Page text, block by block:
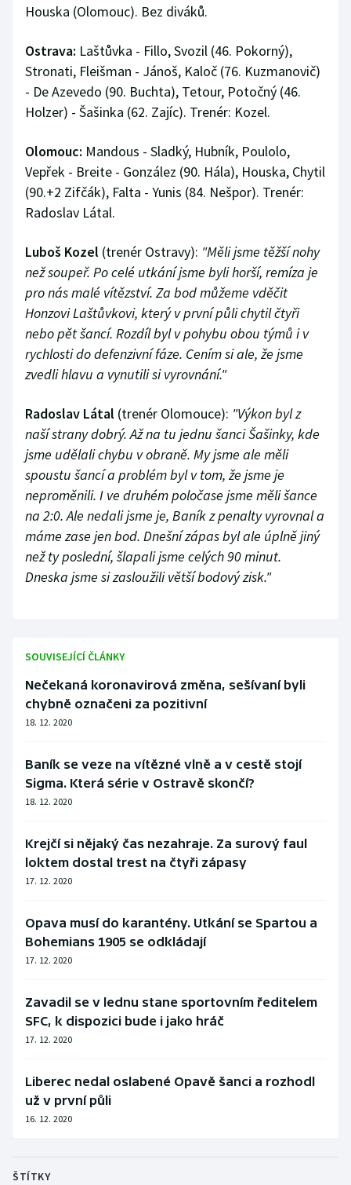
Houska (Olomouc). Bez diváků.
Ostrava: Laštůvka - Fillo, Svozil (46. Pokorný),
Stronati, Fleišman - Jánoš, Kaloč (76. Kuzmanovič)
- De Azevedo (90. Buchta), Tetour, Potočný (46.
Holzer) - Šašinka (62. Zajíc). Trenér: Kozel.
Olomouc: Mandous - Sladký, Hubník, Poulolo,
Vepřek - Breite - González (90. Hála), Houska, Chytil
(90.+2 Zifčák), Falta - Yunis (84. Nešpor). Trenér:
Radoslav Látal.
Luboš Kozel (trenér Ostravy): "Měli jsme těžší nohy
než soupeř. Po celé utkání jsme byli horší, remíza je
pro nás malé vítězství. Za bod můžeme vděčit
Honzovi Laštůvkovi, který v první půli chytil čtyři
nebo pět šancí. Rozdíl byl v pohybu obou týmů i v
rychlosti do defenzivní fáze. Cením si ale, že jsme
zvedli hlavu a vynutili si vyrovnání."
Radoslav Látal (trenér Olomouce): "Výkon byl z
naší strany dobrý. Až na tu jednu šanci Šašinky, kde
jsme udělali chybu v obraně. My jsme ale měli
spoustu šancí a problém byl v tom, že jsme je
neproměnili. I ve druhém poločase jsme měli šance
na 2:0. Ale nedali jsme je, Baník z penalty vyrovnal a
máme zase jen bod. Dnešní zápas byl ale úplně jiný
než ty poslední, šlapali jsme celých 90 minut.
Dneska jsme si zasloužili větší bodový zisk."
SOUVISEJÍCÍ ČLÁNKY
Nečekaná koronavirová změna, sešívaní byli
chybně označeni za pozitivní
18. 12. 2020
Baník se veze na vítězné vlně a v cestě stojí
Sigma. Která série v Ostravě skončí?
18. 12. 2020
Krejčí si nějaký čas nezahraje. Za surový faul
loktem dostal trest na čtyři zápasy
17. 12. 2020
Opava musí do karantény. Utkání se Spartou a
Bohemians 1905 se odkládají
17. 12. 2020
Zavadil se v lednu stane sportovním ředitelem
SFC, k dispozici bude i jako hráč
17. 12. 2020
Liberec nedal oslabené Opavě šanci a rozhodl
už v první půli
16. 12. 2020
ŠTÍTKY